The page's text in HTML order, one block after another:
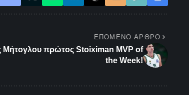
ΕΠΌΜΕΝΟ ΆΡΘΡΟ
Μήτογλου πρώτος Stoiximan MVP of
the Week!